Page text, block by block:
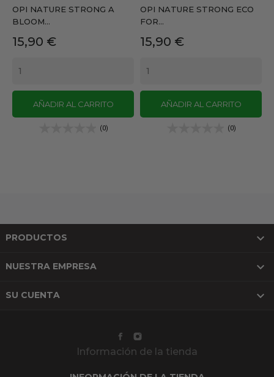
OPI NATURE STRONG A
BLOOM...
Precio
15,90 €
AÑADIR AL CARRITO
(0)
OPI NATURE STRONG ECO
FOR...
Precio
15,90 €
AÑADIR AL CARRITO
(0)
PRODUCTOS 
NUESTRA EMPRESA 
SU CUENTA 
Información de la tienda